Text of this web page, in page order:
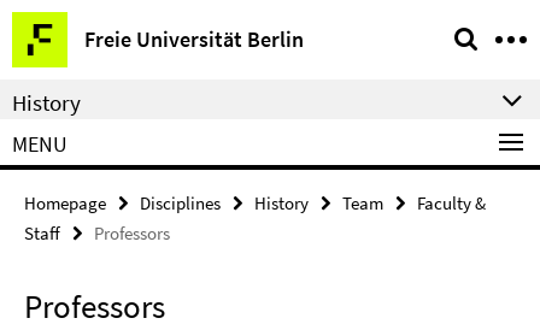
Springe
direkt
zu
Inhalt
Freie Universität Berlin
Service
Navigation
History
MENU
Homepage Disciplines History Team
Faculty &
Staff
Professors
Professors